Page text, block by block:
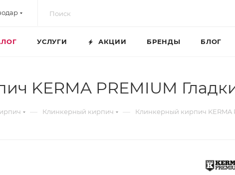
УСЛУГИ АКЦИИ БРЕНДЫ БЛОГ
KERMA PREMIUM
— Клинкерный кирпич — Клинкерный кирпич KERMA